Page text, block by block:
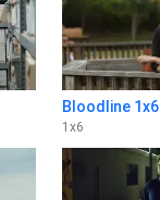
Bloodline 1x6
1 x6